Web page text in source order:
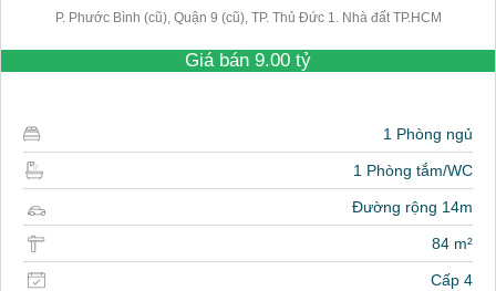
P. Phước Bình (cũ), Quận 9 (cũ), TP. Thủ Đức 1. Nhà đất TP.HCM
Giá bán 9.00 tỷ
1 Phòng ngủ
1 Phòng tắm/WC
Đường rộng 14m
84 m²
Cấp 4